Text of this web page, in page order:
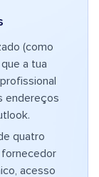
(como
a tua
endereços
quatro
fornecedor
acesso